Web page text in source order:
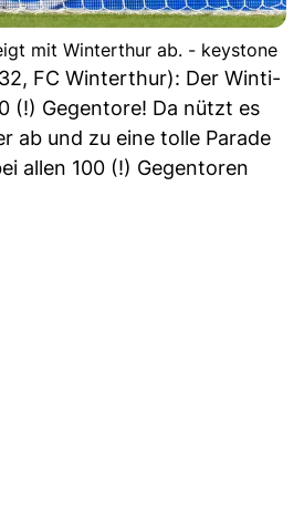
mit Winterthur ab. - keystone
FC Winterthur): Der Winti-
(!) Gegentore! Da nützt es
ab und zu eine tolle Parade
allen 100 (!) Gegentoren